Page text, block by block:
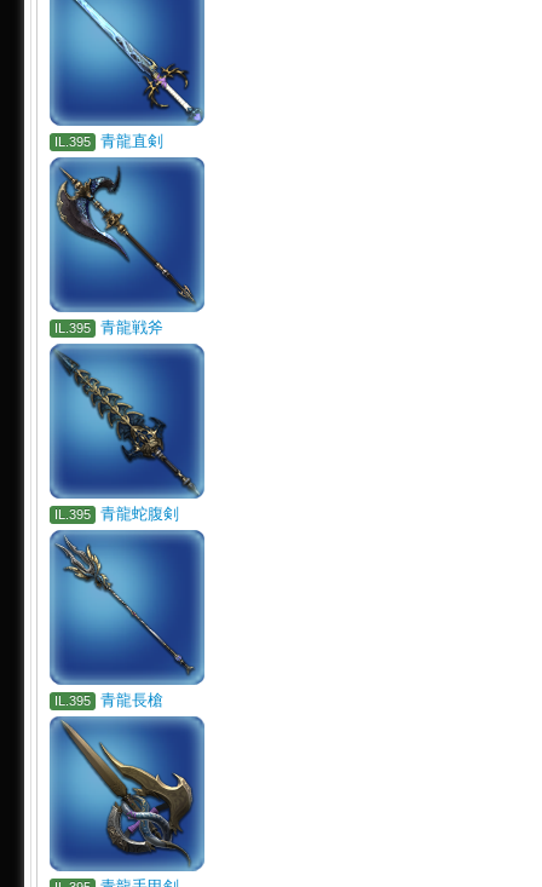
IL.395 青龍直剣
IL.395 青龍戦斧
IL.395 青龍蛇腹剣
IL.395 青龍長槍